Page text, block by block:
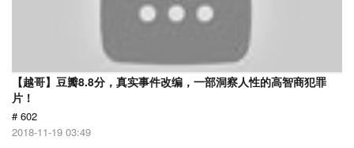
【越哥】豆瓣8.8分，真实事件改编，一部洞察人性的高智商犯罪
片！
# 602
2018-11-19 03:49